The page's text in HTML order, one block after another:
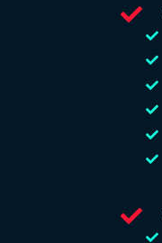








